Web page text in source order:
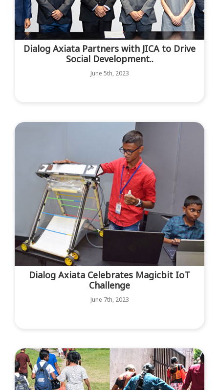
Dialog Axiata Partners with JICA to Drive
Social Development..
June 5th, 2023
Dialog Axiata Celebrates Magicbit IoT
Challenge
June 7th, 2023